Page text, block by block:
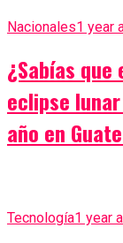
Nacionales1 year
¿Sabías
eclipse
año en
Tecnología1 year